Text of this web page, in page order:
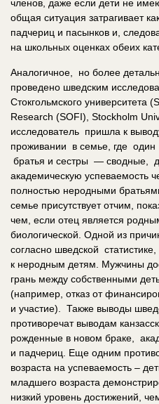
членов, даже если дети не
общая ситуация затрагивает
падчериц и пасынков и,
на школьных оценках обеих
Аналогичное, но более
проведено шведским
Стокгольмского университета
Research (SOFI), Stockholm
исследователь пришла к
проживании в семье, где
братья и сестры — сводные,
академическую успеваемость
полностью неродными
семье присутствует отчим,
чем, если отец является
биологической. Одной из
согласно шведской
к неродным детям. Мужчины
грань между собственными
(например, отказ от
и участие). Также выводы
противоречат выводам
рожденные в новом браке,
и падчериц. Еще одним
возраста на успеваемость –
младшего возраста
низкий уровень достижений,